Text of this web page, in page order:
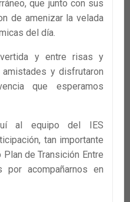
que junto con sus
de amenizar la velada
del día.
y entre risas y
y disfrutaron
que esperamos
al equipo del IES
tan importante
de Transición Entre
acompañarnos en